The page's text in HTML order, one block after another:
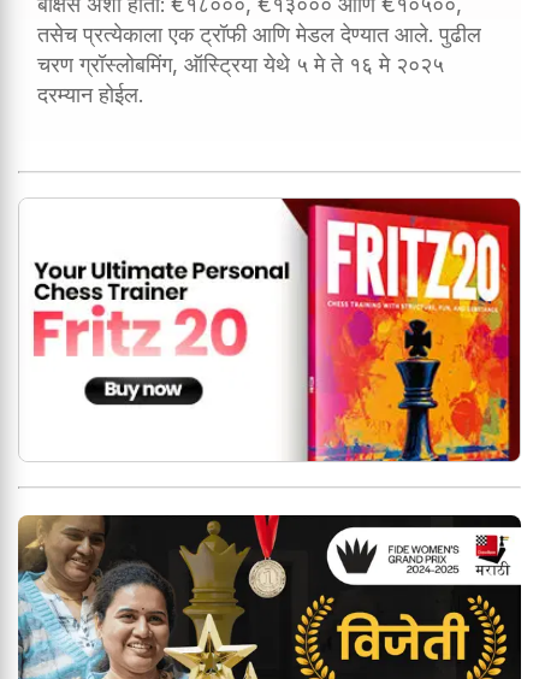
तसेच प्रत्येकाला एक ट्रॉफी आणि मेडल देण्यात आले. पुढील
चरण ग्रॉस्लोबमिंग, ऑस्ट्रिया येथे ५ मे ते १६ मे २०२५
दरम्यान होईल.